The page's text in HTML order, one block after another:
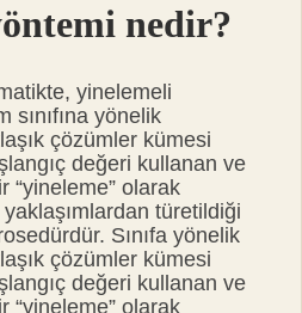
nedir?
yinelemeli
sınıfına yönelik
çözümler kümesi
​​değeri kullanan ve
“yineleme” olarak
yaklaşımlardan türetildiği
Sınıfa yönelik
çözümler kümesi
​​değeri kullanan ve
“yineleme” olarak